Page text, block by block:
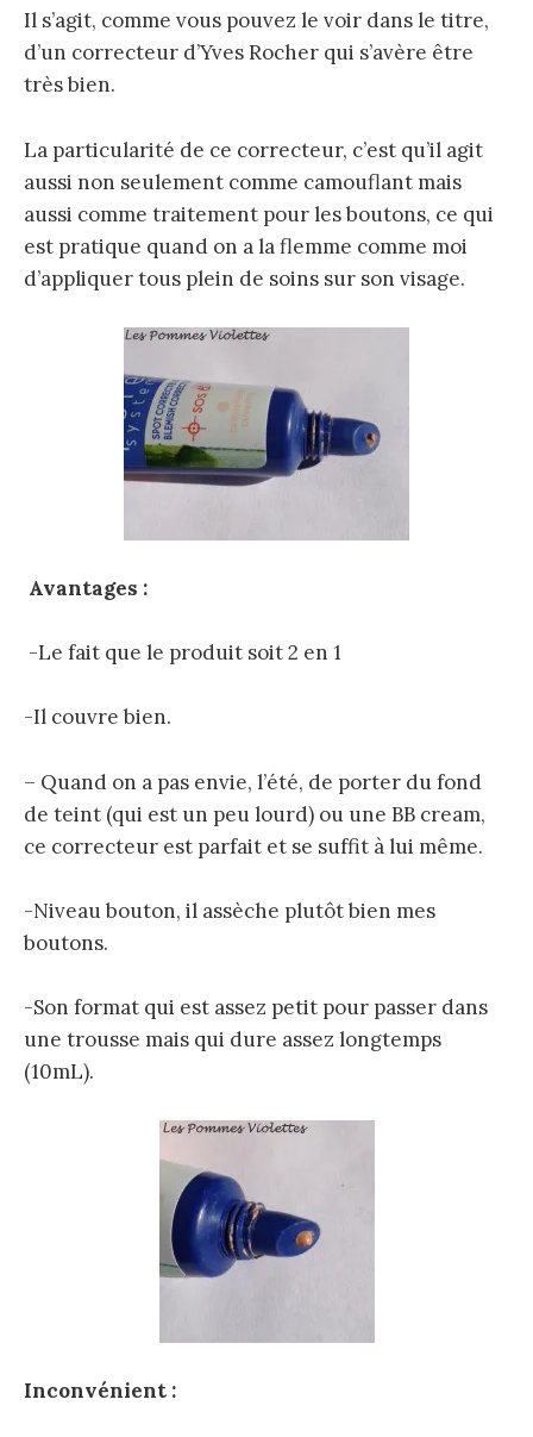
Il s’agit, comme vous pouvez le voir dans le titre,
d’un correcteur d’Yves Rocher qui s’avère être
très bien.
La particularité de ce correcteur, c’est qu’il agit
aussi non seulement comme camouflant mais
aussi comme traitement pour les boutons, ce qui
est pratique quand on a la flemme comme moi
d’appliquer tous plein de soins sur son visage.
Avantages :
-Le fait que le produit soit 2 en 1
-Il couvre bien.
– Quand on a pas envie, l’été, de porter du fond
de teint (qui est un peu lourd) ou une BB cream,
ce correcteur est parfait et se suffit à lui même.
-Niveau bouton, il assèche plutôt bien mes
boutons.
-Son format qui est assez petit pour passer dans
une trousse mais qui dure assez longtemps
(10mL).
Inconvénient :